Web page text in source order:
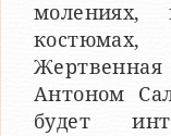
молениях,
Антоном
будет